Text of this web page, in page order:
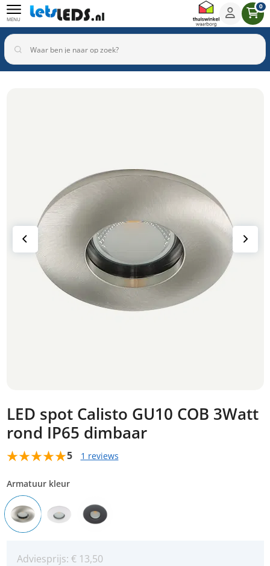
MENU
0
LED spot Calisto GU10 COB 3Watt
rond IP65 dimbaar
5 1 reviews
Armatuur kleur
Adviesprijs: € 13,50